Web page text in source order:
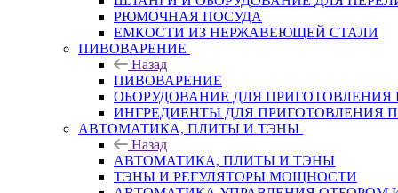
РЮМОЧНАЯ ПОСУДА
ЕМКОСТИ ИЗ НЕРЖАВЕЮЩЕЙ СТАЛИ
ПИВОВАРЕНИЕ
Назад
ПИВОВАРЕНИЕ
ОБОРУДОВАНИЕ ДЛЯ ПРИГОТОВЛЕНИЯ
ИНГPЕДИЕНТЫ ДЛЯ ПРИГОТОВЛЕНИЯ
АВТОМАТИКА, ПЛИТЫ И ТЭНЫ
Назад
АВТОМАТИКА, ПЛИТЫ И ТЭНЫ
ТЭНЫ И РЕГУЛЯТОРЫ МОЩНОСТИ